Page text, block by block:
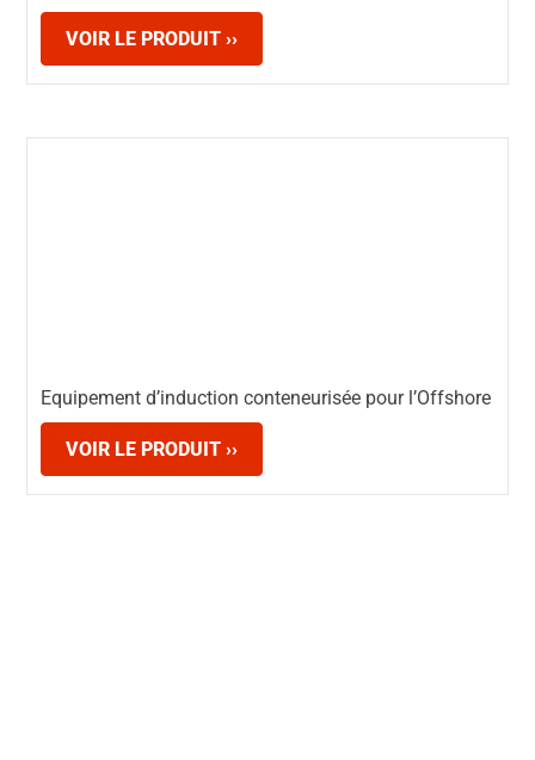
VOIR LE PRODUIT ››
Equipement d’induction conteneurisée pour l’Offshore
VOIR LE PRODUIT ››